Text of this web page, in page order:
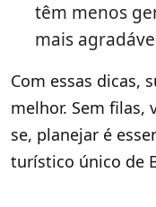
têm menos
mais
Com essas dicas,
melhor. Sem filas,
se, planejar é
turístico único de